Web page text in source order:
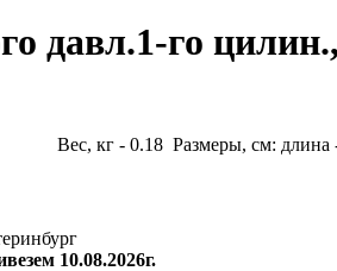
давл.1-го
Вес, кг - 0.18 Размеры, см:
10.08.2026г.